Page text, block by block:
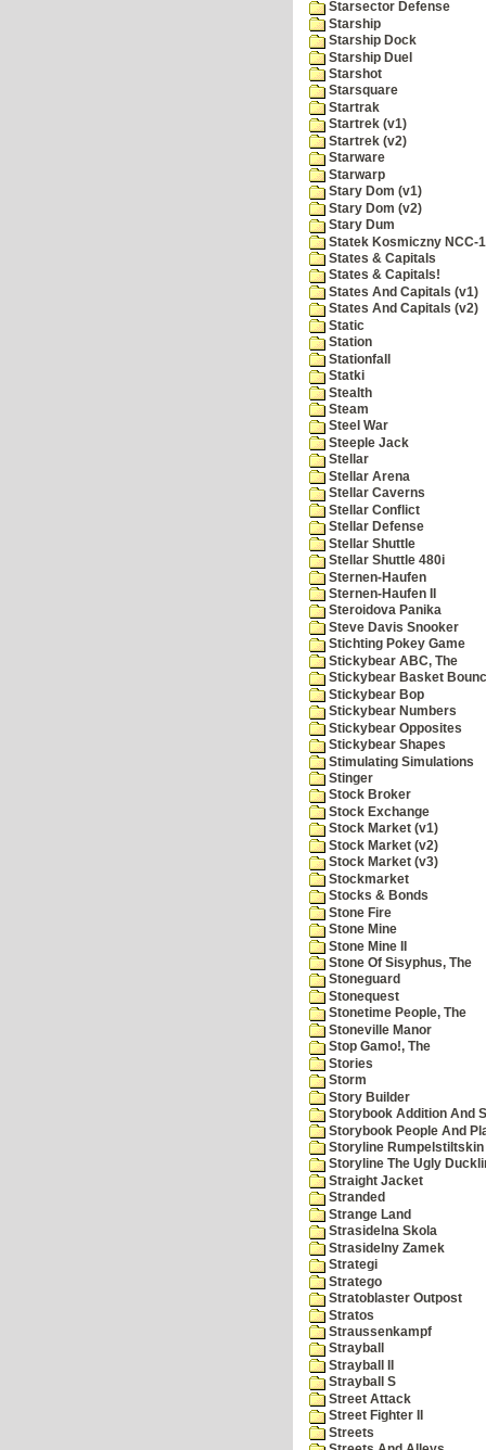
Starsector Defense
Starship
Starship Dock
Starship Duel
Starshot
Starsquare
Startrak
Startrek (v1)
Startrek (v2)
Starware
Starwarp
Stary Dom (v1)
Stary Dom (v2)
Stary Dum
Statek Kosmiczny NCC-
States & Capitals
States & Capitals!
States And Capitals (v1)
States And Capitals (v2)
Static
Station
Stationfall
Statki
Stealth
Steam
Steel War
Steeple Jack
Stellar
Stellar Arena
Stellar Caverns
Stellar Conflict
Stellar Defense
Stellar Shuttle
Stellar Shuttle 480i
Sternen-Haufen
Sternen-Haufen II
Steroidova Panika
Steve Davis Snooker
Stichting Pokey Game
Stickybear ABC, The
Stickybear Basket
Stickybear Bop
Stickybear Numbers
Stickybear Opposites
Stickybear Shapes
Stimulating Simulations
Stinger
Stock Broker
Stock Exchange
Stock Market (v1)
Stock Market (v2)
Stock Market (v3)
Stockmarket
Stocks & Bonds
Stone Fire
Stone Mine
Stone Mine II
Stone Of Sisyphus, The
Stoneguard
Stonequest
Stonetime People, The
Stoneville Manor
Stop Gamo!, The
Stories
Storm
Story Builder
Storybook Addition And
Storybook People And
Storyline Rumpelstiltskin
Storyline The Ugly
Straight Jacket
Stranded
Strange Land
Strasidelna Skola
Strasidelny Zamek
Strategi
Stratego
Stratoblaster Outpost
Stratos
Straussenkampf
Strayball
Strayball II
Strayball S
Street Attack
Street Fighter II
Streets